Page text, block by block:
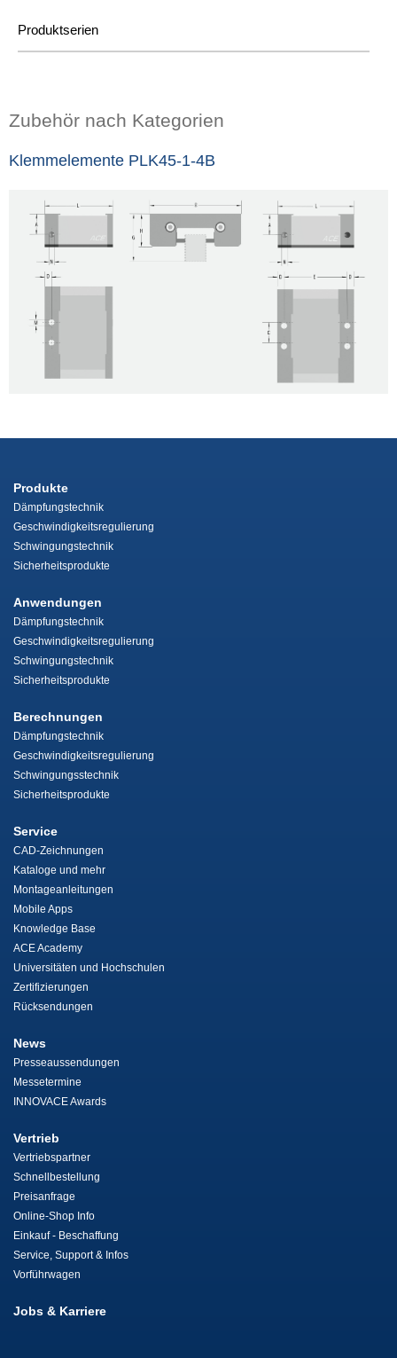
Produktserien
Zubehör nach Kategorien
Klemmelemente PLK45-1-4B
Produkte
Dämpfungstechnik
Geschwindigkeitsregulierung
Schwingungstechnik
Sicherheitsprodukte
Anwendungen
Dämpfungstechnik
Geschwindigkeitsregulierung
Schwingungstechnik
Sicherheitsprodukte
Berechnungen
Dämpfungstechnik
Geschwindigkeitsregulierung
Schwingungsstechnik
Sicherheitsprodukte
Service
CAD-Zeichnungen
Kataloge und mehr
Montageanleitungen
Mobile Apps
Knowledge Base
ACE Academy
Universitäten und Hochschulen
Zertifizierungen
Rücksendungen
News
Presseaussendungen
Messetermine
INNOVACE Awards
Vertrieb
Vertriebspartner
Schnellbestellung
Preisanfrage
Online-Shop Info
Einkauf - Beschaffung
Service, Support & Infos
Vorführwagen
Jobs & Karriere